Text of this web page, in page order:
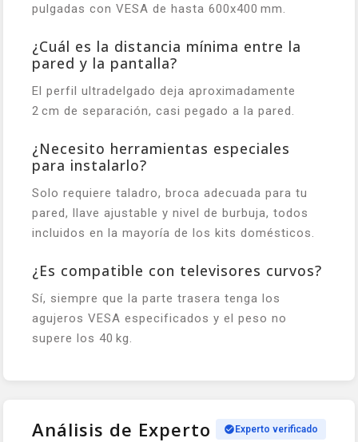
pulgadas con VESA de hasta 600x400 mm.
¿Cuál es la distancia mínima entre la
pared y la pantalla?
El perfil ultradelgado deja aproximadamente
2 cm de separación, casi pegado a la pared.
¿Necesito herramientas especiales
para instalarlo?
Solo requiere taladro, broca adecuada para tu
pared, llave ajustable y nivel de burbuja, todos
incluidos en la mayoría de los kits domésticos.
¿Es compatible con televisores curvos?
Sí, siempre que la parte trasera tenga los
agujeros VESA especificados y el peso no
supere los 40 kg.
Análisis de Experto Experto verificado